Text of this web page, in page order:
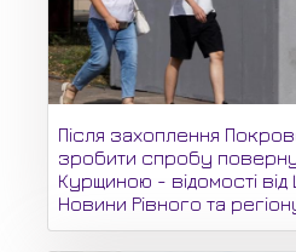
Після захоплення
зробити спробу
Курщиною - відомості від
Новини Рівного та